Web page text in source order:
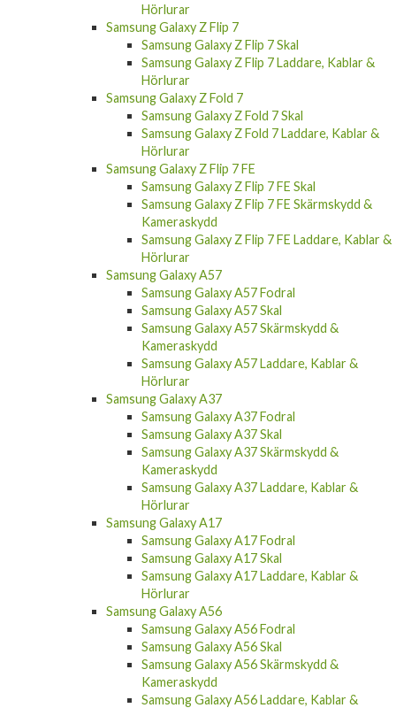
Hörlurar
Samsung Galaxy Z Flip 7
Samsung Galaxy Z Flip 7 Skal
Samsung Galaxy Z Flip 7 Laddare, Kablar &
Hörlurar
Samsung Galaxy Z Fold 7
Samsung Galaxy Z Fold 7 Skal
Samsung Galaxy Z Fold 7 Laddare, Kablar &
Hörlurar
Samsung Galaxy Z Flip 7 FE
Samsung Galaxy Z Flip 7 FE Skal
Samsung Galaxy Z Flip 7 FE Skärmskydd &
Kameraskydd
Samsung Galaxy Z Flip 7 FE Laddare, Kablar &
Hörlurar
Samsung Galaxy A57
Samsung Galaxy A57 Fodral
Samsung Galaxy A57 Skal
Samsung Galaxy A57 Skärmskydd &
Kameraskydd
Samsung Galaxy A57 Laddare, Kablar &
Hörlurar
Samsung Galaxy A37
Samsung Galaxy A37 Fodral
Samsung Galaxy A37 Skal
Samsung Galaxy A37 Skärmskydd &
Kameraskydd
Samsung Galaxy A37 Laddare, Kablar &
Hörlurar
Samsung Galaxy A17
Samsung Galaxy A17 Fodral
Samsung Galaxy A17 Skal
Samsung Galaxy A17 Laddare, Kablar &
Hörlurar
Samsung Galaxy A56
Samsung Galaxy A56 Fodral
Samsung Galaxy A56 Skal
Samsung Galaxy A56 Skärmskydd &
Kameraskydd
Samsung Galaxy A56 Laddare, Kablar &